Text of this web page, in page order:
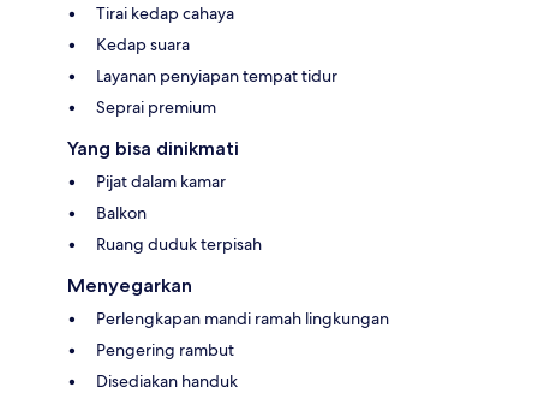
Tirai kedap cahaya
Kedap suara
Layanan penyiapan tempat tidur
Seprai premium
Yang bisa dinikmati
Pijat dalam kamar
Balkon
Ruang duduk terpisah
Menyegarkan
Perlengkapan mandi ramah lingkungan
Pengering rambut
Disediakan handuk